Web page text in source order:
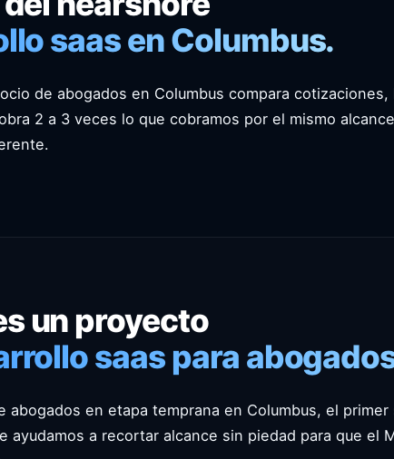
saas en Columbus.
de abogados en Columbus compara
2 a 3 veces lo que cobramos por el mismo
un proyecto
saas para
abogados en etapa temprana en Columbus, el
ayudamos a recortar alcance sin piedad para que el